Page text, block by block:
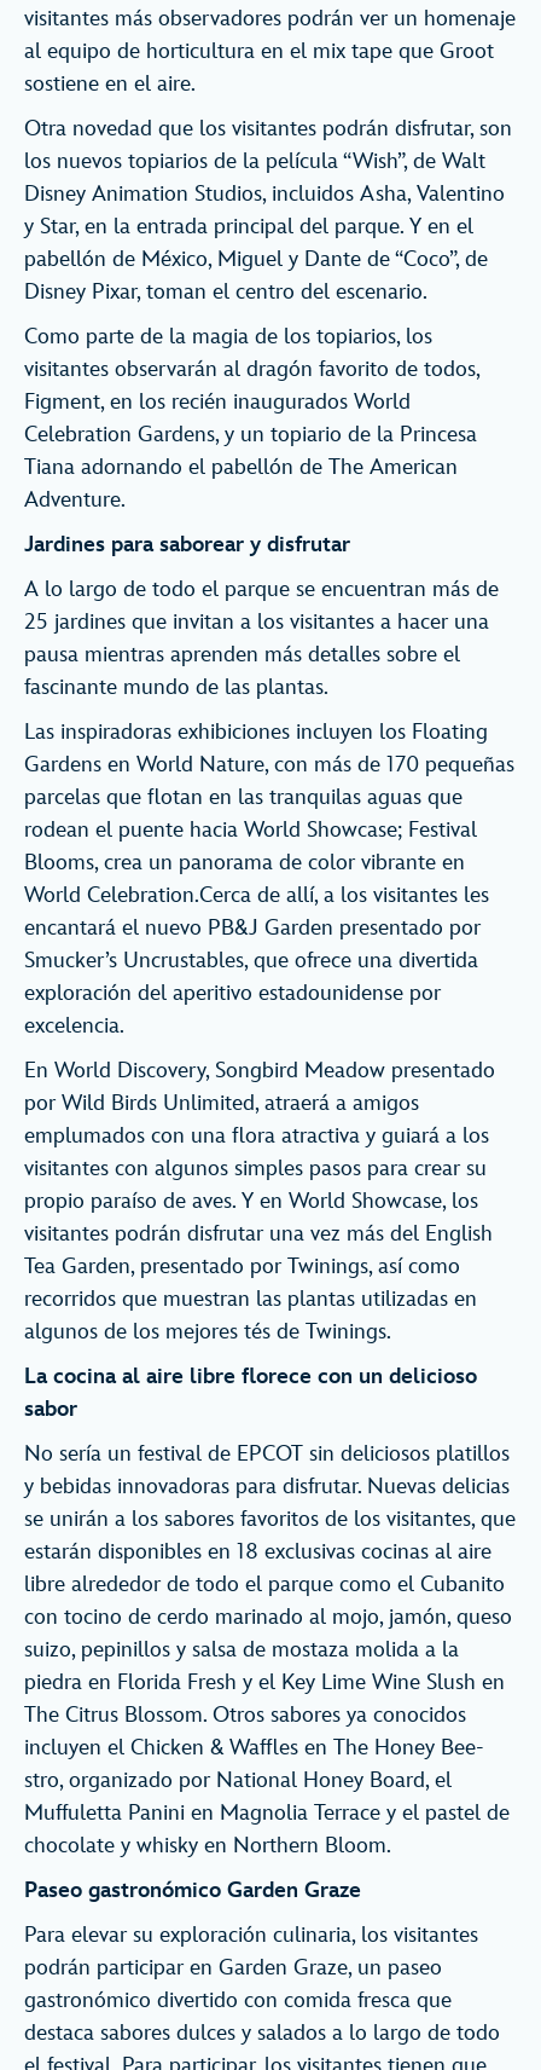
visitantes más observadores podrán ver un homenaje
al equipo de horticultura en el mix tape que Groot
sostiene en el aire.
Otra novedad que los visitantes podrán disfrutar, son
los nuevos topiarios de la película “Wish”, de Walt
Disney Animation Studios, incluidos Asha, Valentino
y Star, en la entrada principal del parque. Y en el
pabellón de México, Miguel y Dante de “Coco”, de
Disney Pixar, toman el centro del escenario.
Como parte de la magia de los topiarios, los
visitantes observarán al dragón favorito de todos,
Figment, en los recién inaugurados World
Celebration Gardens, y un topiario de la Princesa
Tiana adornando el pabellón de The American
Adventure.
Jardines para saborear y disfrutar
A lo largo de todo el parque se encuentran más de
25 jardines que invitan a los visitantes a hacer una
pausa mientras aprenden más detalles sobre el
fascinante mundo de las plantas.
Las inspiradoras exhibiciones incluyen los Floating
Gardens en World Nature, con más de 170 pequeñas
parcelas que flotan en las tranquilas aguas que
rodean el puente hacia World Showcase; Festival
Blooms, crea un panorama de color vibrante en
World Celebration.Cerca de allí, a los visitantes les
encantará el nuevo PB&J Garden presentado por
Smucker’s Uncrustables, que ofrece una divertida
exploración del aperitivo estadounidense por
excelencia.
En World Discovery, Songbird Meadow presentado
por Wild Birds Unlimited, atraerá a amigos
emplumados con una flora atractiva y guiará a los
visitantes con algunos simples pasos para crear su
propio paraíso de aves. Y en World Showcase, los
visitantes podrán disfrutar una vez más del English
Tea Garden, presentado por Twinings, así como
recorridos que muestran las plantas utilizadas en
algunos de los mejores tés de Twinings.
La cocina al aire libre florece con un delicioso
sabor
No sería un festival de EPCOT sin deliciosos platillos
y bebidas innovadoras para disfrutar. Nuevas delicias
se unirán a los sabores favoritos de los visitantes, que
estarán disponibles en 18 exclusivas cocinas al aire
libre alrededor de todo el parque como el Cubanito
con tocino de cerdo marinado al mojo, jamón, queso
suizo, pepinillos y salsa de mostaza molida a la
piedra en Florida Fresh y el Key Lime Wine Slush en
The Citrus Blossom. Otros sabores ya conocidos
incluyen el Chicken & Waffles en The Honey Bee-
stro, organizado por National Honey Board, el
Muffuletta Panini en Magnolia Terrace y el pastel de
chocolate y whisky en Northern Bloom.
Paseo gastronómico Garden Graze
Para elevar su exploración culinaria, los visitantes
podrán participar en Garden Graze, un paseo
gastronómico divertido con comida fresca que
destaca sabores dulces y salados a lo largo de todo